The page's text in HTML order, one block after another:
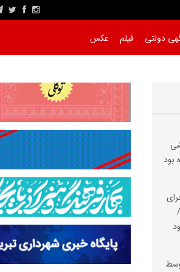
دولتی فیلم عکس
بود